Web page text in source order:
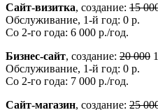
Сайт-визитка, создание: 15
Обслуживание, 1-й год: 0 р.
Со 2-го года: 6 000 р./год.
Бизнес-сайт, создание: 20 000
Обслуживание, 1-й год: 0 р.
Со 2-го года: 7 000 р./год.
Сайт-магазин, создание: 25